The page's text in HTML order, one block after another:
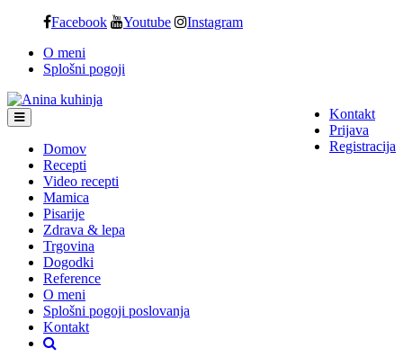
content
Facebook Youtube Instagram
O meni
Splošni pogoji
Kontakt
Prijava
Registracija
Domov
Recepti
Video recepti
Mamica
Pisarije
Zdrava & lepa
Trgovina
Dogodki
Reference
O meni
Splošni pogoji poslovanja
Kontakt